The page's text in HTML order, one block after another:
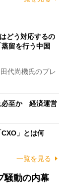
どう対応するの
留を行う中国
代尚機氏のプレ
必至か 経済運営
」とは何
一覧を見る
騒動の内幕